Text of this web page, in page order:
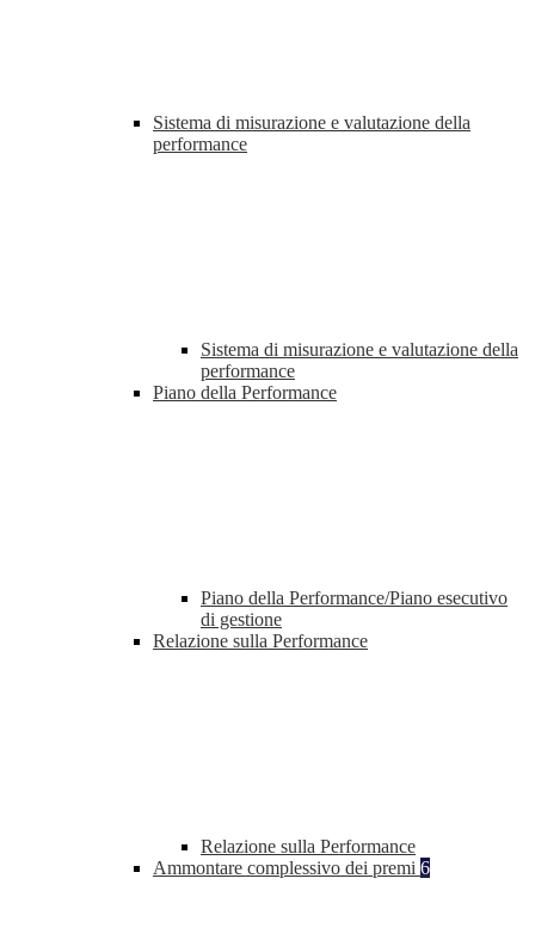
Sistema di misurazione e valutazione della
performance
Sistema di misurazione e valutazione della
performance
Piano della Performance
Piano della Performance/Piano esecutivo
di gestione
Relazione sulla Performance
Relazione sulla Performance
Ammontare complessivo dei premi 6